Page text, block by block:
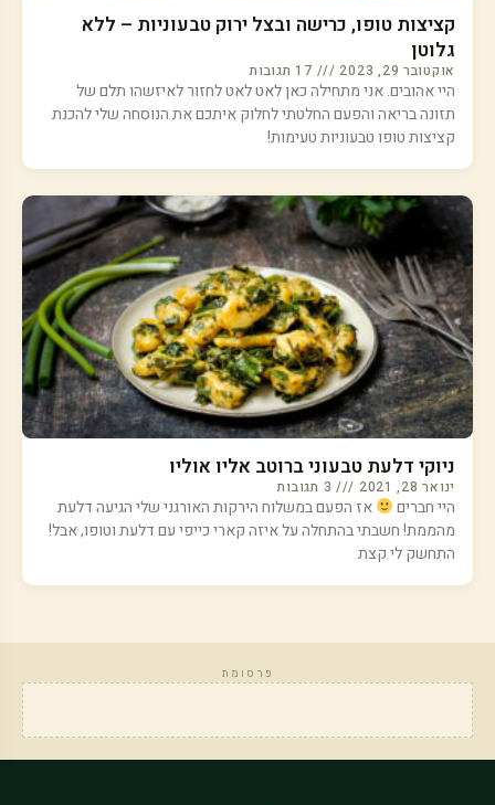
קציצות טופו, כרישה ובצל ירוק טבעוניות – ללא
גלוטן
אוקטובר 29, 2023
היי אהובים. אני מתחילה כאן לאט לאט לחזור לאיזשהו תלם של
תזונה בריאה והפעם החלטתי לחלוק איתכם את הנוסחה שלי להכנת
קציצות טופו טבעוניות טעימות!
ניוקי דלעת טבעוני ברוטב אליו אוליו
ינואר 28, 2021
היי חברים
אז הפעם במשלוח הירקות האורגני שלי הגיעה דלעת
מהממת! חשבתי בהתחלה על איזה קארי כייפי עם דלעת וטופו, אבל!
התחשק לי קצת
פרסומת